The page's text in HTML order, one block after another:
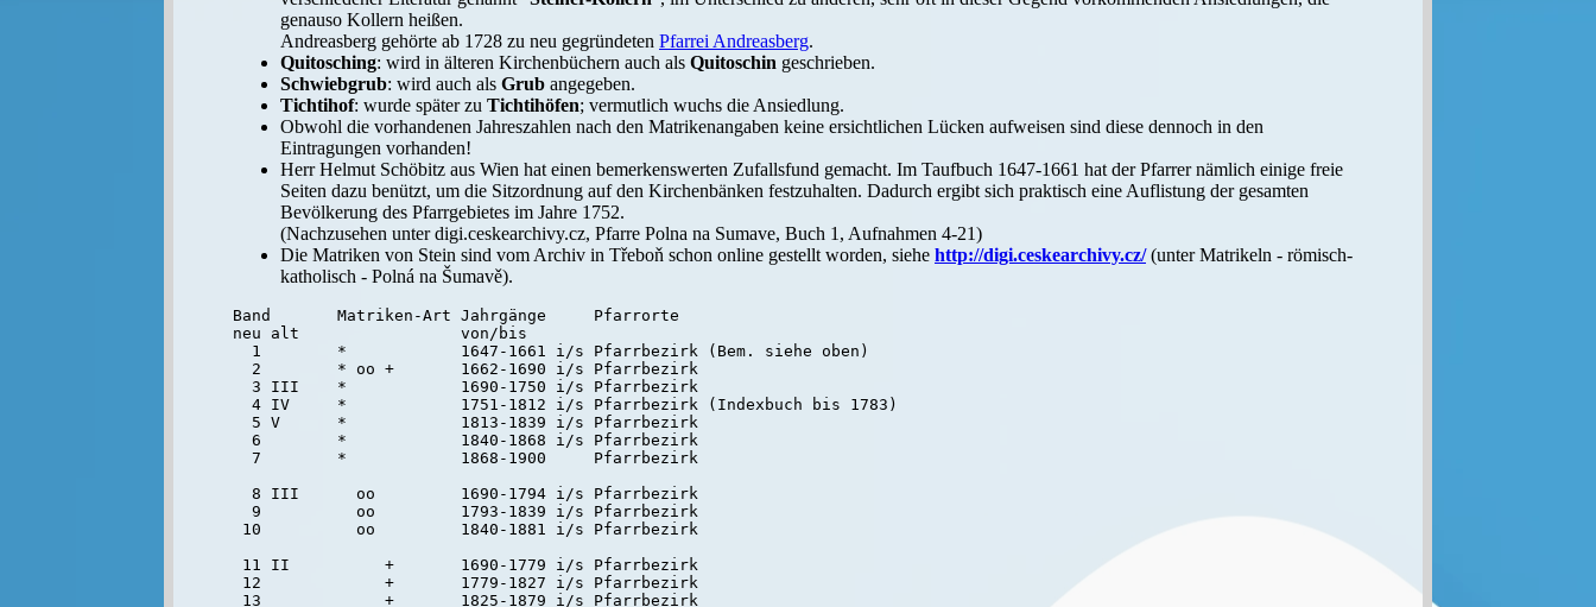
genauso Kollern heißen.
Andreasberg gehörte ab 1728 zu neu gegründeten Pfarrei Andreasberg.
Quitosching: wird in älteren Kirchenbüchern auch als Quitoschin geschrieben.
Schwiebgrub: wird auch als Grub angegeben.
Tichtihof: wurde später zu Tichtihöfen; vermutlich wuchs die Ansiedlung.
Obwohl die vorhandenen Jahreszahlen nach den Matrikenangaben keine ersichtlichen Lücken aufweisen sind diese dennoch in den
Eintragungen vorhanden!
Herr Helmut Schöbitz aus Wien hat einen bemerkenswerten Zufallsfund gemacht. Im Taufbuch 1647-1661 hat der Pfarrer nämlich einige freie
Seiten dazu benützt, um die Sitzordnung auf den Kirchenbänken festzuhalten. Dadurch ergibt sich praktisch eine Auflistung der gesamten
Bevölkerung des Pfarrgebietes im Jahre 1752.
(Nachzusehen unter digi.ceskearchivy.cz, Pfarre Polna na Sumave, Buch 1, Aufnahmen 4-21)
Die Matriken von Stein sind vom Archiv in Třeboň schon online gestellt worden, siehe http://digi.ceskearchivy.cz/(unter Matrikeln - römisch-
katholisch - Polná na Šumavě).
Band       Matriken-Art Jahrgänge     Pfarrorte
neu alt                 von/bis
  1        *            1647-1661 i/s Pfarrbezirk (Bem. siehe oben)
  2        * oo +       1662-1690 i/s Pfarrbezirk
  3 III    *            1690-1750 i/s Pfarrbezirk
  4 IV     *            1751-1812 i/s Pfarrbezirk (Indexbuch bis 1783)
  5 V      *            1813-1839 i/s Pfarrbezirk
  6        *            1840-1868 i/s Pfarrbezirk
  7        *            1868-1900     Pfarrbezirk
  8 III      oo         1690-1794 i/s Pfarrbezirk
  9          oo         1793-1839 i/s Pfarrbezirk
10          oo         1840-1881 i/s Pfarrbezirk
11 II          +       1690-1779 i/s Pfarrbezirk
12             +       1779-1827 i/s Pfarrbezirk